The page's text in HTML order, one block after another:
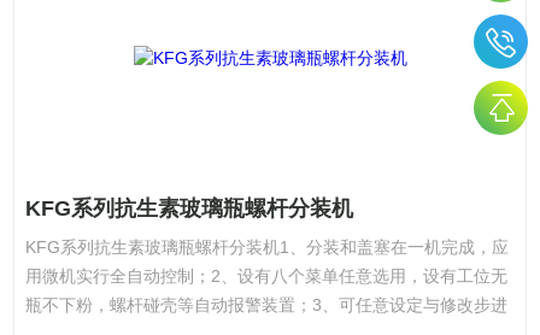
KFG系列抗生素玻璃瓶螺杆分装机
KFG系列抗生素玻璃瓶螺杆分装机1、分装和盖塞在一机完成，应
用微机实行全自动控制；2、设有八个菜单任意选用，设有工位无
瓶不下粉，螺杆碰壳等自动报警装置；3、可任意设定与修改步进